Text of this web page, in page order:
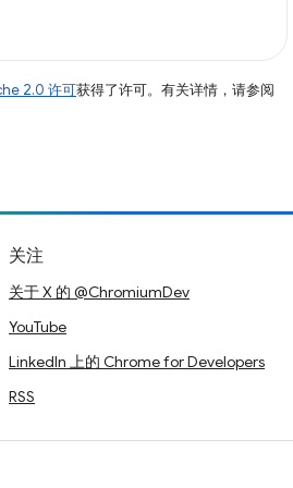
2.0 许可获得了许可。有关详情，请参阅
关注
关于 X 的 @ChromiumDev
YouTube
LinkedIn 上的 Chrome for Developers
RSS